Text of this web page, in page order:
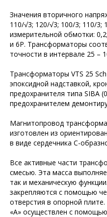
Значения вторичного
110/√3; 120/√3; 100/3; 110/3;
измерительной обмотки:
и 6Р. Трансформаторы
точности в интервале 25 –
Трансформаторы VTS 25
эпоксидной надставкой,
предохранителя типа SIBA
предохранителем
Магнитопровод
изготовлен из
в виде сердечника С-
Все активные части
смесью. Эта масса
так и механическую
закрепляются с помощью
отверстия в опорной
«А» осуществлен с